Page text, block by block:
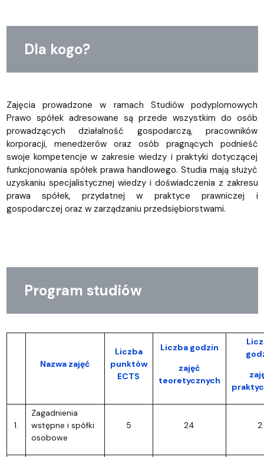
Dla kogo?
Zajęcia prowadzone w ramach Studiów podyplomowych
Prawo spółek adresowane są przede wszystkim do osób
prowadzących działalność gospodarczą, pracowników
korporacji, menedżerów oraz osób pragnących podnieść
swoje kompetencje w zakresie wiedzy i praktyki dotyczącej
funkcjonowania spółek prawa handlowego. Studia mają służyć
uzyskaniu specjalistycznej wiedzy i doświadczenia z zakresu
prawa spółek, przydatnej w praktyce prawniczej i
gospodarczej oraz w zarządzaniu przedsiębiorstwami.
Program studiów
Nazwa zajęć
Liczba
punktów
ECTS
Liczba godzin
zajęć
teoretycznych
1.
Zagadnienia
wstępne i spółki
osobowe
5 24 2